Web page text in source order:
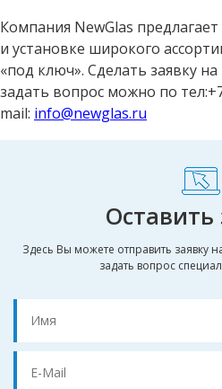
Компания NewGlas
и установке широкого
«под ключ». Сделать заявку
задать вопрос можно по
mail: info@newglas.ru
Оставить
Здесь Вы можете отправить заявку
задать вопрос